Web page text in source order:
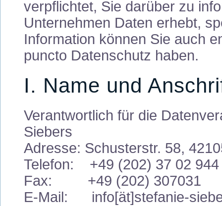
verpflichtet, Sie darüber zu
Unternehmen Daten erhebt,
Information können Sie auch
puncto Datenschutz haben.
I. Name und
Verantwortlich für die
Siebers
Adresse: Schusterstr. 58,
Telefon: +49 (202) 37 02 944
Fax: +49 (202) 307031
E-Mail: info[ät]stefanie-